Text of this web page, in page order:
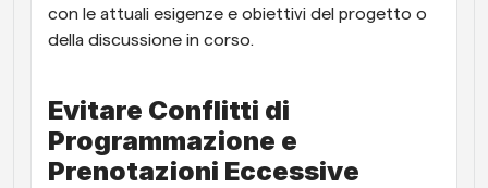
con le attuali esigenze e obiettivi del progetto o
della discussione in corso.
Evitare Conflitti di
Programmazione e
Prenotazioni Eccessive